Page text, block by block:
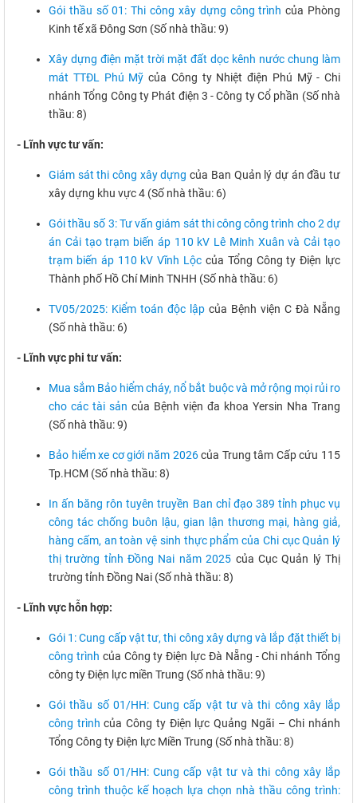
Gói thầu số 01: Thi công xây dựng công trình của Phòng
Kinh tế xã Đông Sơn (Số nhà thầu: 9)
Xây dựng điện mặt trời mặt đất dọc kênh nước chung làm
mát TTĐL Phú Mỹ của Công ty Nhiệt điện Phú Mỹ - Chi
nhánh Tổng Công ty Phát điện 3 - Công ty Cổ phần (Số nhà
thầu: 8)
- Lĩnh vực tư vấn:
Giám sát thi công xây dựng của Ban Quản lý dự án đầu tư
xây dựng khu vực 4 (Số nhà thầu: 6)
Gói thầu số 3: Tư vấn giám sát thi công công trình cho 2 dự
án Cải tạo trạm biến áp 110 kV Lê Minh Xuân và Cải tạo
trạm biến áp 110 kV Vĩnh Lộc của Tổng Công ty Điện lực
Thành phố Hồ Chí Minh TNHH (Số nhà thầu: 6)
TV05/2025: Kiểm toán độc lập của Bệnh viện C Đà Nẵng
(Số nhà thầu: 6)
- Lĩnh vực phi tư vấn:
Mua sắm Bảo hiểm cháy, nổ bắt buộc và mở rộng mọi rủi ro
cho các tài sản của Bệnh viện đa khoa Yersin Nha Trang
(Số nhà thầu: 9)
Bảo hiểm xe cơ giới năm 2026của Trung tâm Cấp cứu 115
Tp.HCM (Số nhà thầu: 8)
In ấn băng rôn tuyên truyền Ban chỉ đạo 389 tỉnh phục vụ
công tác chống buôn lậu, gian lận thương mại, hàng giả,
hàng cấm, an toàn vệ sinh thực phẩm của Chi cục Quản lý
thị trường tỉnh Đồng Nai năm 2025 của Cục Quản lý Thị
trường tỉnh Đồng Nai (Số nhà thầu: 8)
- Lĩnh vực hỗn hợp:
Gói 1: Cung cấp vật tư, thi công xây dựng và lắp đặt thiết bị
công trình của Công ty Điện lực Đà Nẵng - Chi nhánh Tổng
công ty Điện lực miền Trung (Số nhà thầu: 9)
Gói thầu số 01/HH: Cung cấp vật tư và thi công xây lắp
công trình của Công ty Điện lực Quảng Ngãi – Chi nhánh
Tổng Công ty Điện lực Miền Trung (Số nhà thầu: 8)
Gói thầu số 01/HH: Cung cấp vật tư và thi công xây lắp
công trình thuộc kế hoạch lựa chọn nhà thầu công trình: